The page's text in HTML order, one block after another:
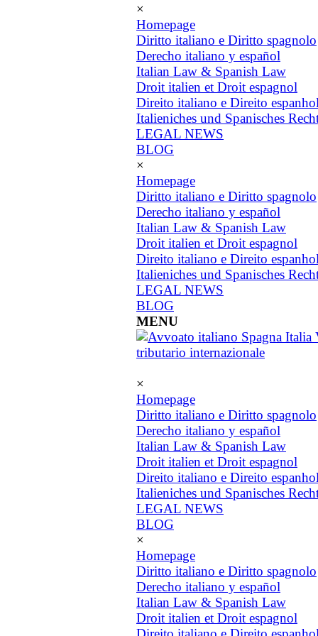
×
Homepage
Diritto italiano e Diritto spagnolo
Derecho italiano y español
Italian Law & Spanish Law
Droit italien et Droit espagnol
Direito italiano e Direito
Italieniches und Spanisches
LEGAL NEWS
BLOG
×
Homepage
Diritto italiano e Diritto spagnolo
Derecho italiano y español
Italian Law & Spanish Law
Droit italien et Droit espagnol
Direito italiano e Direito
Italieniches und Spanisches
LEGAL NEWS
BLOG
MENU
×
Homepage
Diritto italiano e Diritto spagnolo
Derecho italiano y español
Italian Law & Spanish Law
Droit italien et Droit espagnol
Direito italiano e Direito
Italieniches und Spanisches
LEGAL NEWS
BLOG
×
Homepage
Diritto italiano e Diritto spagnolo
Derecho italiano y español
Italian Law & Spanish Law
Droit italien et Droit espagnol